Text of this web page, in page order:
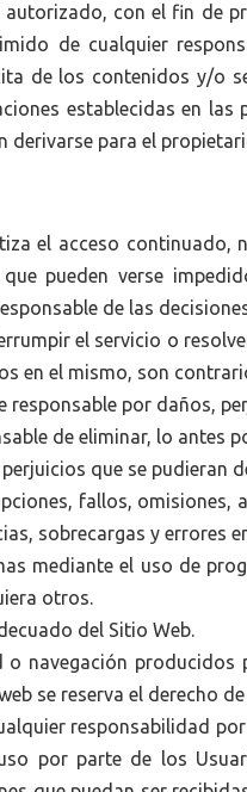
con el fin de
de cualquier
de los contenidos y/o
establecidas en
derivarse para el
el acceso continuado,
pueden verse
de las
el servicio o
en el mismo, son
responsable por daños,
de eliminar, lo antes
que se pudieran
fallos, omisiones,
sobrecargas y errores
mediante el uso de
otros.
del Sitio Web.
o navegación
se reserva el derecho
responsabilidad
por parte de los